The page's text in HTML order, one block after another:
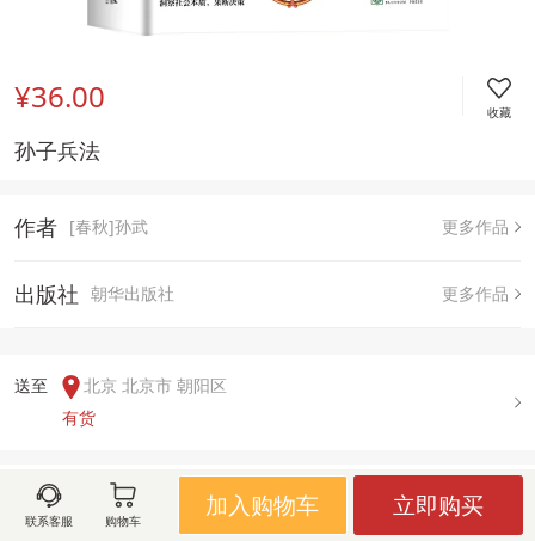
¥36.00 收藏
孙子兵法
作者 [春秋]孙武 更多作品
出版社 朝华出版社 更多作品
送至
北京 北京市 朝阳区
有货
用户评论(
联系客服 购物车
加入购物车 立即购买